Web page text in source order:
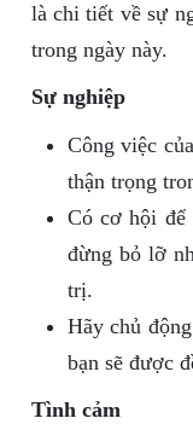
là chi tiết về sự
trong ngày này.
Sự nghiệp
Công việc
thận trọng
Có cơ hội
đừng bỏ lỡ
trị.
Hãy chủ
bạn sẽ được
Tình cảm